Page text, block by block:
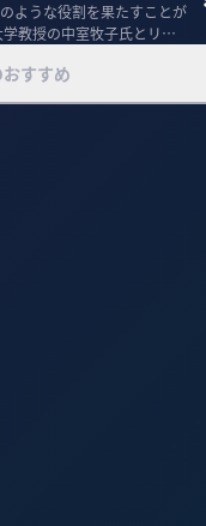
ような役割を果たすことが
教授の中室牧子氏とリコ
すすめ